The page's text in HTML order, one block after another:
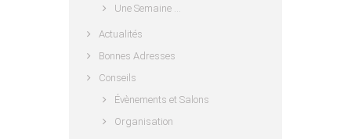
Une Semaine …
Actualités
Bonnes Adresses
Conseils
Évènements et Salons
Organisation